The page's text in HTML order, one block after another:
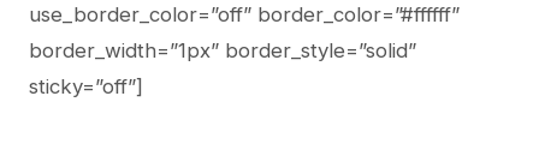
use_border_color=”off” border_color=”#ffffff”
border_width=”1px” border_style=”solid”
sticky=”off”]